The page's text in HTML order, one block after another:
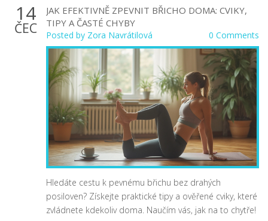
14
ČEC
JAK EFEKTIVNĚ ZPEVNIT BŘICHO DOMA: CVIKY,
TIPY A ČASTÉ CHYBY
Posted by Zora Navrátilová 0 Comments
Hledáte cestu k pevnému břichu bez drahých
posiloven? Získejte praktické tipy a ověřené cviky, které
zvládnete kdekoliv doma. Naučím vás, jak na to chytře!